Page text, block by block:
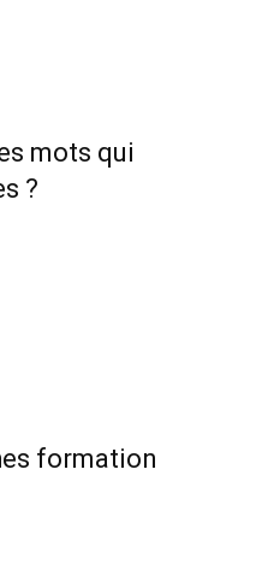
mots qui
?
formation